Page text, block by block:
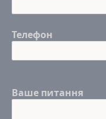
Телефон
Ваше питання